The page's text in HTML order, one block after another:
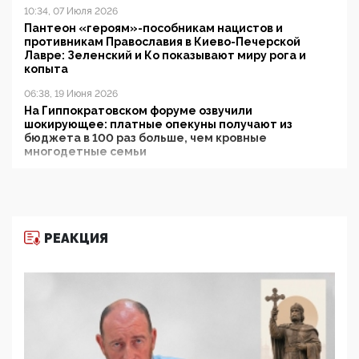
10:34, 07 Июля 2026
Пантеон «героям»-пособникам нацистов и
противникам Православия в Киево-Печерской
Лавре: Зеленский и Ко показывают миру рога и
копыта
06:38, 19 Июня 2026
На Гиппократовском форуме озвучили
шокирующее: платные опекуны получают из
бюджета в 100 раз больше, чем кровные
многодетные семьи
11:53, 09 Июня 2026
деятельность ИИТО ЮНЕСКО в России, но
цифроглобалисты продолжают определять
повестку в образовании
09:43, 01 Июня 2026
5G за счет здоровья граждан: Минцифры намерено
РЕАКЦИЯ